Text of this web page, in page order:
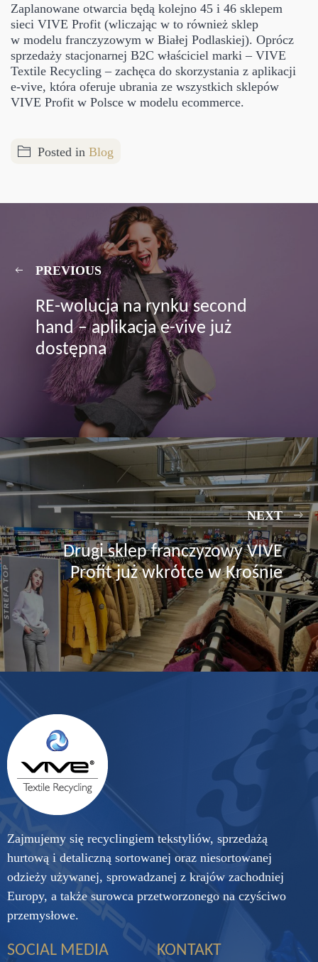
Zaplanowane otwarcia będą kolejno 45 i 46 sklepem
sieci VIVE Profit (wliczając w to również sklep
w modelu franczyzowym w Białej Podlaskiej). Oprócz
sprzedaży stacjonarnej B2C właściciel marki – VIVE
Textile Recycling – zachęca do skorzystania z aplikacji
e-vive, która oferuje ubrania ze wszystkich sklepów
VIVE Profit w Polsce w modelu ecommerce.
Posted in Blog
PREVIOUS
RE-wolucja na rynku second
hand – aplikacja e-vive już
dostępna
NEXT
Drugi sklep franczyzowy VIVE
Profit już wkrótce w Krośnie
Zajmujemy się recyclingiem tekstyliów, sprzedażą
hurtową i detaliczną sortowanej oraz niesortowanej
odzieży używanej, sprowadzanej z krajów zachodniej
Europy, a także surowca przetworzonego na czyściwo
przemysłowe.
SOCIAL MEDIA KONTAKT